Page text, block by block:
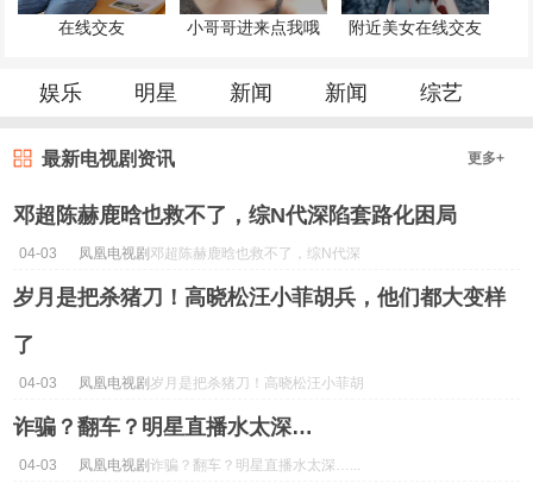
在线交友 小哥哥进来点我哦 附近美女在线交友
娱乐 明星 新闻 新闻 综艺
最新电视剧资讯 更多+
邓超陈赫鹿晗也救不了，综N代深陷套路化困局
04-03 凤凰电视剧邓超陈赫鹿晗也救不了，综N代深
陷套路化困局...
岁月是把杀猪刀！高晓松汪小菲胡兵，他们都大变样
了
04-03 凤凰电视剧岁月是把杀猪刀！高晓松汪小菲胡
兵，他们都大变样了...
诈骗？翻车？明星直播水太深…
04-03 凤凰电视剧诈骗？翻车？明星直播水太深…...